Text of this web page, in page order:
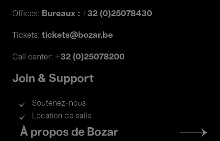
Offices: Bureaux : +32 (0)25078430
Tickets: tickets@bozar.be
Call center: +32 (0)25078200
Join & Support
Soutenez-nous
Location de salle
Footer
menu
À propos de Bozar